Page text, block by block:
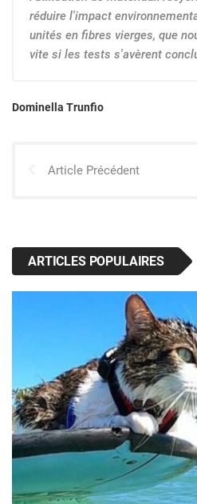
réduire l'impact
unités en fibres vierges, que
vite si les tests s'avèrent
Dominella Trunfio
Article Précédent
ARTICLES POPULAIRES